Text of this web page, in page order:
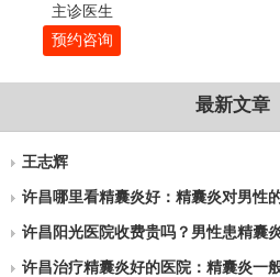
主诊医生
预约咨询
最新文章
王志辉
许昌哪里看精囊炎好：精囊炎对男性
许昌阳光医院收费贵吗？男性患精囊
许昌治疗精囊炎好的医院：精囊炎一